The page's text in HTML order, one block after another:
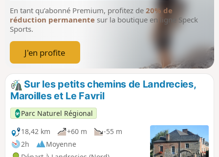
En tant qu’abonné Premium, profitez de 20% de
réduction permanente sur la boutique en ligne Speck
Sports.
J'en profite
Sur les petits chemins de Landrecies,
Maroilles et Le Favril
Parc Naturel Régional
18,42 km
+60 m
-55 m
2h
Moyenne